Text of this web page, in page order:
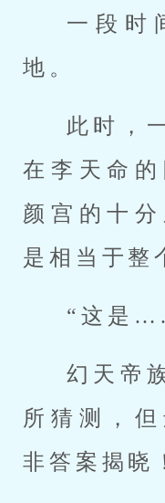
一段时
地。
此时，
在李天命
颜宫的十
是相当于整
“这是
幻天帝
所猜测，
非答案揭晓